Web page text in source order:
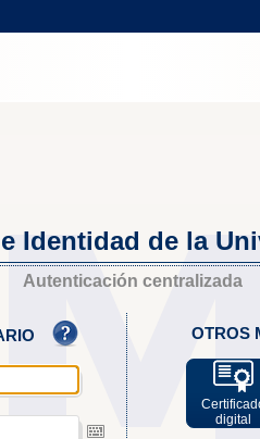
Identidad de la
Autenticación centralizada
OTROS
digital